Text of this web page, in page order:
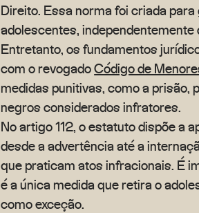
Direito. Essa norma foi criada
adolescentes,
Entretanto, os fundamentos
com o revogadoCódigo de
medidas punitivas, como a prisão,
negros considerados infratores.
No artigo 112, o estatuto dispõe a
desde a advertência até a
que praticam atos infracionais. É
é a única medida que retira o
como exceção.